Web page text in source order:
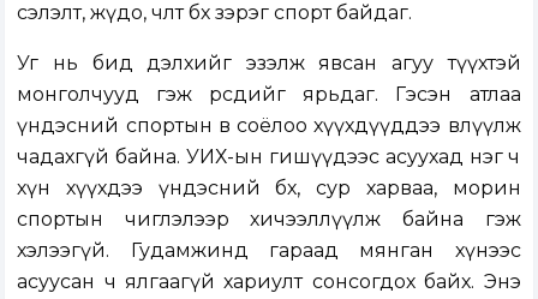
сэлэлт, жүдо, чөлөөт бөх зэрэг спорт байдаг.
Уг нь бид дэлхийг эзэлж явсан агуу түүхтэй
монголчууд гэж өөрсдийгөө ярьдаг. Гэсэн атлаа
үндэсний спортын өв соёлоо хүүхдүүддээ өвлүүлж
чадахгүй байна. УИХ-ын гишүүдээс асуухад нэг ч
хүн хүүхдээ үндэсний бөх, сур харваа, морин
спортын чиглэлээр хичээллүүлж байна гэж
хэлээгүй. Гудамжинд гараад мянган хүнээс
асуусан ч ялгаагүй хариулт сонсогдох байх. Энэ